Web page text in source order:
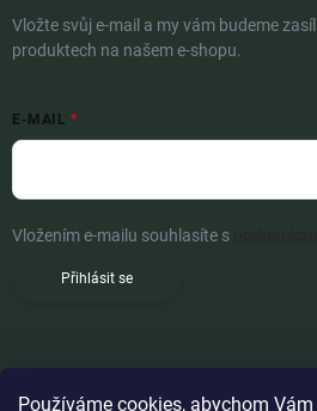
Používáme cookies, abychom
Vložte svůj e-mail a my vám budeme
produktech na našem e-shopu.
E-MAIL
Vložením e-mailu souhlasíte s
Přihlásit se